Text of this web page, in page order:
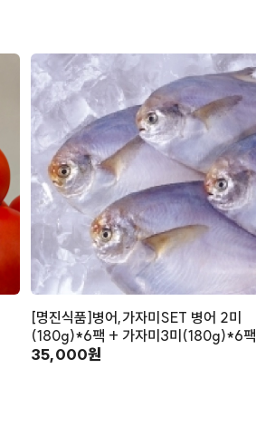
[명진식품]병어,가자미SET 병어 2미
(180g)*6팩 + 가자미3미(180g)*6팩
35,000원